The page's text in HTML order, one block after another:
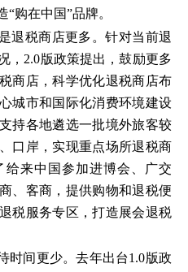
购在中国”品牌。
退税商店更多。针对当前退
，2.0版政策提出，鼓励更多
商店，科学优化退税商店布
城市和国际化消费环境建设
持各地遴选一批境外旅客较
口岸，实现重点场所退税商
给来中国参加进博会、广交
、客商，提供购物和退税便
税服务专区，打造展会退税
时间更少。去年出台1.0版政